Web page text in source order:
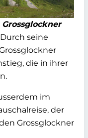
Grossglockner
seine
die in ihrer
im
der
Grossglockner